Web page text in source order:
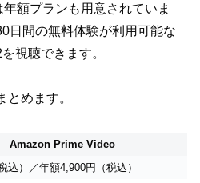
額プランも用意されていま
日間の無料体験が利用可能な
視聴できます。
めます。
Amazon Prime Video
込）／年額4,900円（税込）